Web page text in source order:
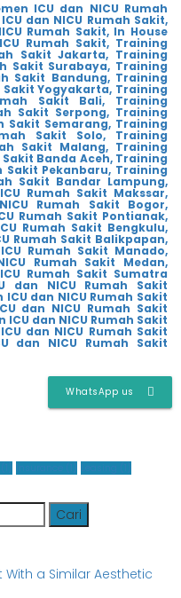
ICU dan NICU Rumah
dan NICU Rumah Sakit,
Rumah Sakit, In House
Rumah Sakit, Training
Sakit Jakarta, Training
Sakit Surabaya, Training
Sakit Bandung, Training
Sakit Yogyakarta, Training
Sakit Bali, Training
Sakit Serpong, Training
Sakit Semarang, Training
Sakit Solo, Training
Sakit Malang, Training
Banda Aceh, Training
Sakit Pekanbaru, Training
Sakit Bandar Lampung,
Rumah Sakit Makssar,
Rumah Sakit Bogor,
Rumah Sakit Pontianak,
Rumah Sakit Bengkulu,
Rumah Sakit Balikpapan,
Rumah Sakit Manado,
Rumah Sakit Medan,
Rumah Sakit Sumatra
dan NICU Rumah Sakit
dan NICU Rumah Sakit
dan NICU Rumah Sakit
dan NICU Rumah Sakit
dan NICU Rumah Sakit
dan NICU Rumah Sakit
a Similar Aesthetic
WhatsApp us